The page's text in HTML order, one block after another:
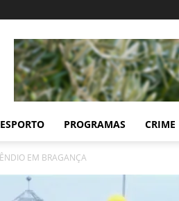
PROGRAMAS CRIME
EM BRAGANÇA